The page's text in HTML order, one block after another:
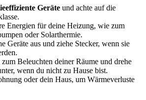
Geräte und achte auf die
Energien für deine Heizung, wie zum
oder Solarthermie.
Geräte aus und ziehe Stecker, wenn sie
Beleuchten deiner Räume und drehe
wenn du nicht zu Hause bist.
oder dein Haus, um Wärmeverluste